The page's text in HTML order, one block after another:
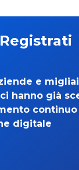
Registrati
e
hanno già
continuo
digitale